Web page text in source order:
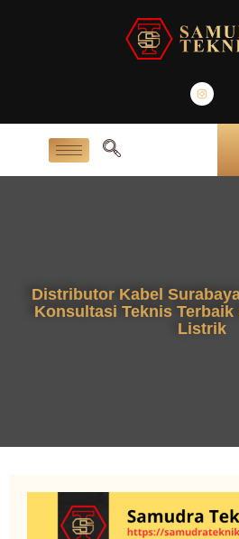
Distributor Kabel
Konsultasi Teknis
Listrik